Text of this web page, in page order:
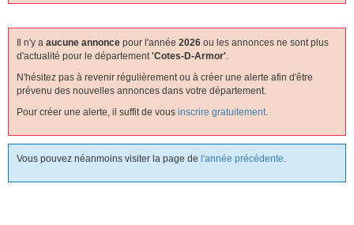
Il n'y a aucune annonce pour l'année 2026 ou les annonces ne sont plus
d'actualité pour le département'cotes-D-Armor'.
N'hésitez pas à revenir régulièrement ou à créer une alerte afin d'être
prévenu des nouvelles annonces dans votre département.
Pour créer une alerte, il suffit de vous inscrire gratuitement.
Vous pouvez néanmoins visiter la page de l'année précédente.